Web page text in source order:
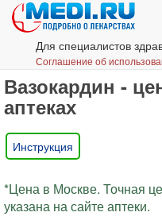
Для специалистов
Соглашение об
Вазокардин -
аптеках
Инструкция
*Цена в Москве. Точная
указана на сайте аптеки.